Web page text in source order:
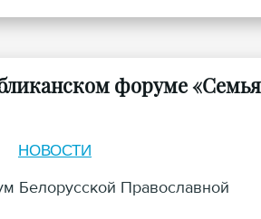
форуме
НОВОСТИ
Белорусской Православной